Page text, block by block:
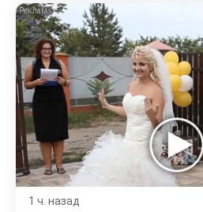
1 ч. назад